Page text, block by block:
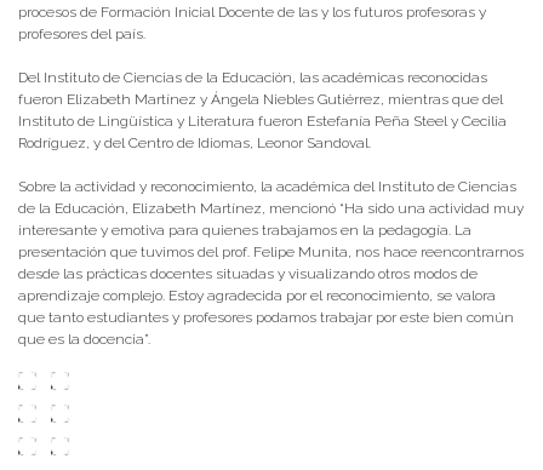
procesos de Formación Inicial Docente de las y los futuros profesoras y
profesores del país.
Del Instituto de Ciencias de la Educación, las académicas reconocidas
fueron Elizabeth Martínez y Ángela Niebles Gutiérrez, mientras que del
Instituto de Lingüística y Literatura fueron Estefanía Peña Steel y Cecilia
Rodríguez, y del Centro de Idiomas, Leonor Sandoval.
Sobre la actividad y reconocimiento, la académica del Instituto de Ciencias
de la Educación, Elizabeth Martínez, mencionó “Ha sido una actividad muy
interesante y emotiva para quienes trabajamos en la pedagogía. La
presentación que tuvimos del prof. Felipe Munita, nos hace reencontrarnos
desde las prácticas docentes situadas y visualizando otros modos de
aprendizaje complejo. Estoy agradecida por el reconocimiento, se valora
que tanto estudiantes y profesores podamos trabajar por este bien común
que es la docencia”.